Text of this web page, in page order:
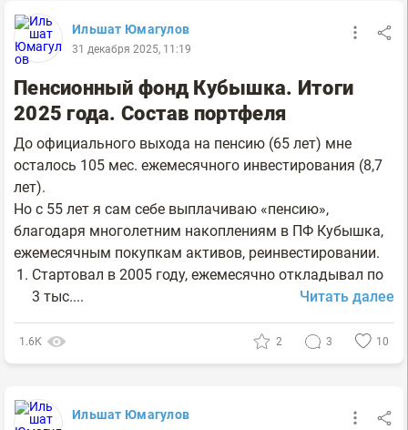
Ильшат Юмагулов
31 декабря 2025, 11:19
Пенсионный фонд Кубышка. Итоги
2025 года. Состав портфеля
До официального выхода на пенсию (65 лет) мне
осталось 105 мес. ежемесячного инвестирования (8,7
лет).
Но с 55 лет я сам себе выплачиваю «пенсию»,
благодаря многолетним накоплениям в ПФ Кубышка,
ежемесячным покупкам активов, реинвестировании.
Стартовал в 2005 году, ежемесячно откладывал по
3 тыс....
Читать далее
1.6К 2 3 10
Ильшат Юмагулов